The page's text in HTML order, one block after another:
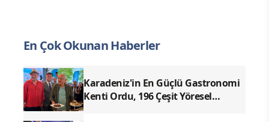
En Çok Okunan Haberler
Karadeniz'in En Güçlü Gastronomi
Kenti Ordu, 196 Çeşit Yöresel